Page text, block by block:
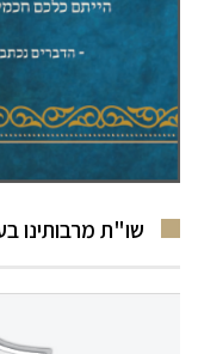
שו"ת מרבותינו